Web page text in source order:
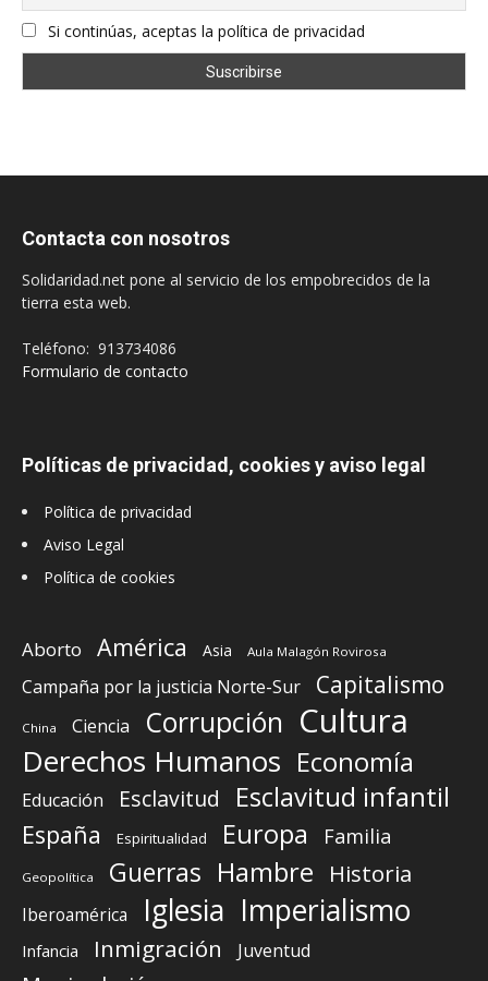
Si continúas, aceptas la política de privacidad
Contacta con nosotros
Solidaridad.net pone al servicio de los empobrecidos de la
tierra esta web.
Teléfono: 913734086
Formulario de contacto
Políticas de privacidad, cookies y aviso legal
Política de privacidad
Aviso Legal
Política de cookies
Aborto América Asia Aula Malagón Rovirosa
Campaña por la justicia Norte-Sur Capitalismo
China Ciencia Corrupción Cultura
Derechos Humanos Economía
Educación Esclavitud Esclavitud infantil
España Espiritualidad Europa Familia
Geopolítica Guerras Hambre Historia
Iberoamérica Iglesia Imperialismo
Infancia Inmigración Juventud